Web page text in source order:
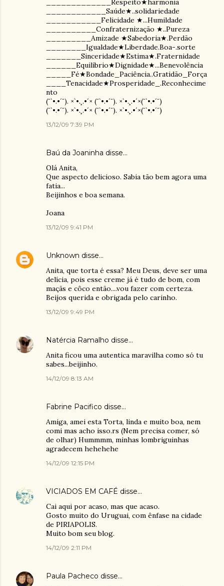
_____________Respeito★harmonia
____________Saúde★..solidariedade
___________Felicidade ★...Humildade
__________Confraternização ★..Pureza
_________Amizade ★Sabedoria★.Perdão
________Igualdade★Liberdade.Boa-.sorte
_______Sinceridade★Estima★.Fraternidade
______Equilíbrio★Dignidade★...Benevolência
_____Fé★Bondade_Paciência..Gratidão_Força
____Tenacidade★Prosperidade_.Reconhecime
nto
(¨`•.•´¨). ×`•.¸.•´× (¨`•.•´¨). ×`•.¸.•´×(¨`•.•´¨)
(¨`•.•´¨). ×`•.¸.•´× (¨`•.•´¨). ×`•.¸.•´×(¨`•.•´¨)
13/12/09 7:39 PM
Baú da Joaninha disse…
Olá Anita,
Que aspecto delicioso. Sabia tão bem agora uma
fatia...
Beijinhos e boa semana.
Joana
13/12/09 9:41 PM
Unknown disse…
Anita, que torta é essa? Meu Deus, deve ser uma
delícia, pois esse creme já é tudo de bom, com
maçãs e côco então....vou fazer com certeza.
Beijos querida e obrigada pelo carinho.
13/12/09 9:49 PM
Natércia Ramalho disse…
Anita ficou uma autentica maravilha como só tu
sabes...beijinho.
14/12/09 8:13 AM
Fabrine Pacifico disse…
Amiga, amei esta Torta, linda e muito boa, nem
comi mas acho isso.rs (Nem precisa comer, só
de olhar) Hummmm, minhas lombriguinhas
agradecem hehehehe
14/12/09 12:15 PM
VICIADOS EM CAFÉ disse…
Cai aqui por acaso, mas que acaso.
Gosto muito do Uruguai, com ênfase na cidade
de PIRIAPOLIS.
Muito bom seu blog.
14/12/09 2:11 PM
Paula Pacheco disse…